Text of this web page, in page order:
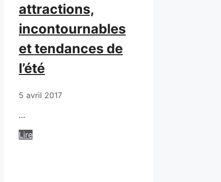
attractions,
incontournables
et tendances de
l’été
5 avril 2017
…
Lire